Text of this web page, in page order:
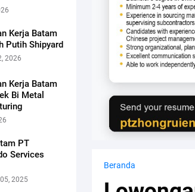
Kerja Batam
Putih Shipyard
2026
Kerja Batam
Bi Metal
PT
Services
2025
Beranda